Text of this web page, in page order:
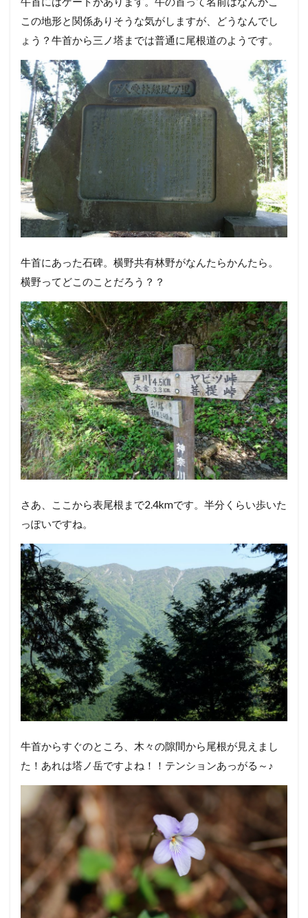
この地形と関係ありそうな気がしますが、どうなんでし
ょう？牛首から三ノ塔までは普通に尾根道のようです。
牛首にあった石碑。横野共有林野がなんたらかんたら。
横野ってどこのことだろう？？
さあ、ここから表尾根まで2.4kmです。半分くらい歩いた
っぽいですね。
牛首からすぐのところ、木々の隙間から尾根が見えまし
た！あれは塔ノ岳ですよね！！テンションあっがる～♪